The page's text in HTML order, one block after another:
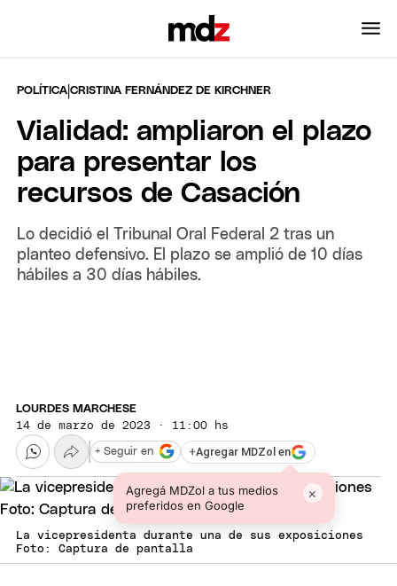
POLÍTICA |CRISTINA FERNÁNDEZ DE KIRCHNER
Vialidad: ampliaron el plazo
para presentar los
recursos de Casación
Lo decidió el Tribunal Oral Federal 2 tras un
planteo defensivo. El plazo se amplió de 10 días
hábiles a 30 días hábiles.
LOURDES MARCHESE
14 de marzo de 2023 · 11:00 hs
+Agregar MDZol en
Agregá MDZol a tus medios
preferidos en Google
×
+ Seguir en
La vicepresidenta durante una de sus exposiciones
Foto: Captura de pantalla